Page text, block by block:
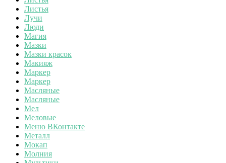
Листья
Лучи
Люди
Магия
Мазки
Мазки красок
Макияж
Маркер
Маркер
Масляные
Масляные
Мел
Меловые
Меню ВКонтакте
Металл
Мокап
Молния